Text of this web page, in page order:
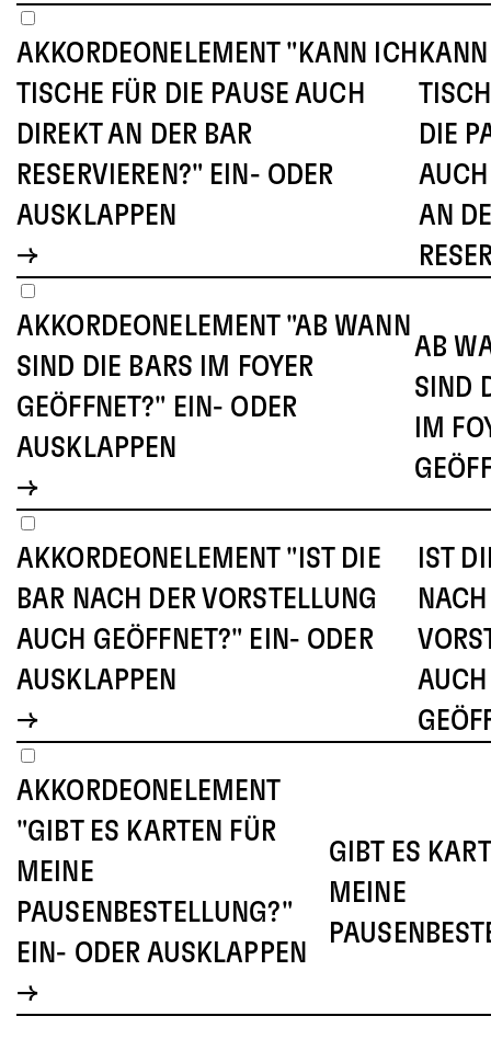
DIE
AN
AKKORDEONELEMENT "KANN ICH
TISCHE FÜR DIE PAUSE AUCH
DIREKT AN DER BAR
RESERVIEREN?" EIN- ODER
AUSKLAPPEN
AB
SIND
IM
AKKORDEONELEMENT "AB WANN
SIND DIE BARS IM FOYER
GEÖFFNET?" EIN- ODER
AUSKLAPPEN
IST
AUCH
AKKORDEONELEMENT "IST DIE
BAR NACH DER VORSTELLUNG
AUCH GEÖFFNET?" EIN- ODER
AUSKLAPPEN
GIBT ES
MEINE
AKKORDEONELEMENT
"GIBT ES KARTEN FÜR
MEINE
PAUSENBESTELLUNG?"
EIN- ODER AUSKLAPPEN